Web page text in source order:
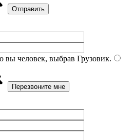
вы человек, выбрав Грузовик.